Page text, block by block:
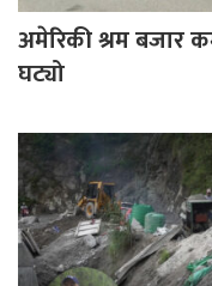
अमेरिकी श्रम बजार
घट्यो